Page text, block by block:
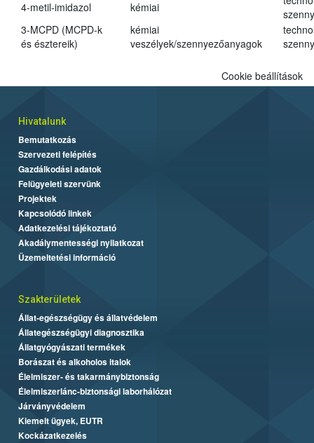
4-metil-imidazol kémiai
3-MCPD (MCPD-k
és észtereik)
kémiai
veszélyek/szennyezőanyagok
Cookie beállítások
Hivatalunk
Bemutatkozás
Szervezeti felépítés
Gazdálkodási adatok
Felügyeleti szervünk
Projektek
Kapcsolódó linkek
Adatkezelési tájékoztató
Akadálymentességi nyilatkozat
Üzemeltetési információ
Szakterületek
Állat-egészségügy és állatvédelem
Állategészségügyi diagnosztika
Állatgyógyászati termékek
Borászat és alkoholos italok
Élelmiszer- és takarmánybiztonság
Élelmiszerlánc-biztonsági laborhálózat
Járványvédelem
Kiemelt ügyek, EUTR
Kockázatkezelés